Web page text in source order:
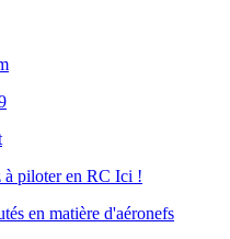
à piloter en RC Ici !
en matière d'aéronefs